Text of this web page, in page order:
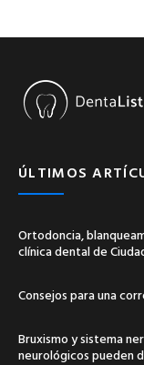
ÚLTIMOS
Ortodoncia,
clínica dental de
Consejos para una
Bruxismo y sistema
neurológicos pueden